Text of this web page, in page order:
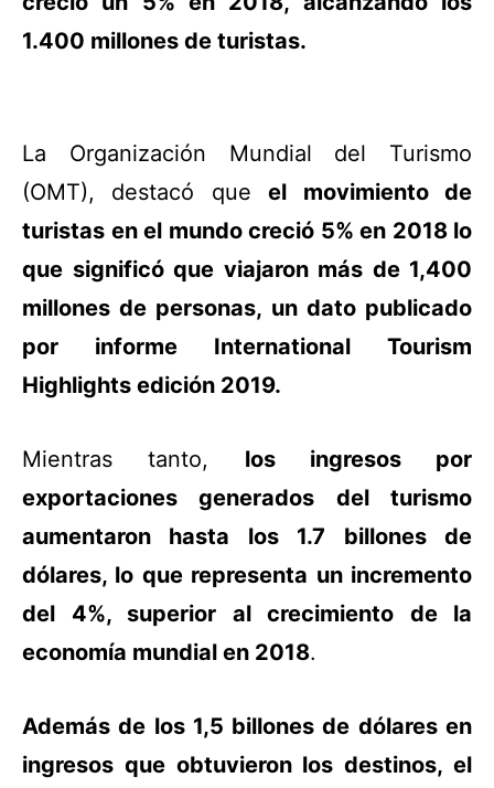
1.400 millones de turistas.
La Organización Mundial del Turismo
(OMT), destacó queel movimiento de
turistas en el mundo creció 5% en 2018 lo
que significó que viajaron más de 1,400
millones de personas, un dato publicado
por informe International Tourism
Highlights edición 2019.
Mientras tanto, los ingresos por
exportaciones generados del turismo
aumentaron hasta los 1.7 billones de
dólares, lo que representa un incremento
del 4%, superior al crecimiento de la
economía mundial en 2018.
Además de los 1,5 billones de dólares en
ingresos que obtuvieron los destinos, el